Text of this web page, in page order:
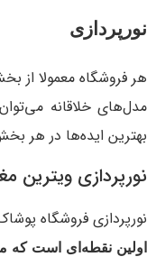
نورپردازی
هر فروشگاه معمولا از
مدل‌های خلاقانه
بهترین ایده‌ها در هر
نورپردازی ویترین
نورپردازی فروشگاه
اولین نقطه‌ای است که